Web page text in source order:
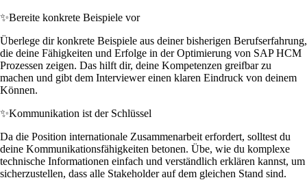
✨Bereite konkrete Beispiele vor
Überlege dir konkrete Beispiele aus deiner bisherigen Berufserfahrung,
die deine Fähigkeiten und Erfolge in der Optimierung von SAP HCM
Prozessen zeigen. Das hilft dir, deine Kompetenzen greifbar zu
machen und gibt dem Interviewer einen klaren Eindruck von deinem
Können.
✨Kommunikation ist der Schlüssel
Da die Position internationale Zusammenarbeit erfordert, solltest du
deine Kommunikationsfähigkeiten betonen. Übe, wie du komplexe
technische Informationen einfach und verständlich erklären kannst, um
sicherzustellen, dass alle Stakeholder auf dem gleichen Stand sind.